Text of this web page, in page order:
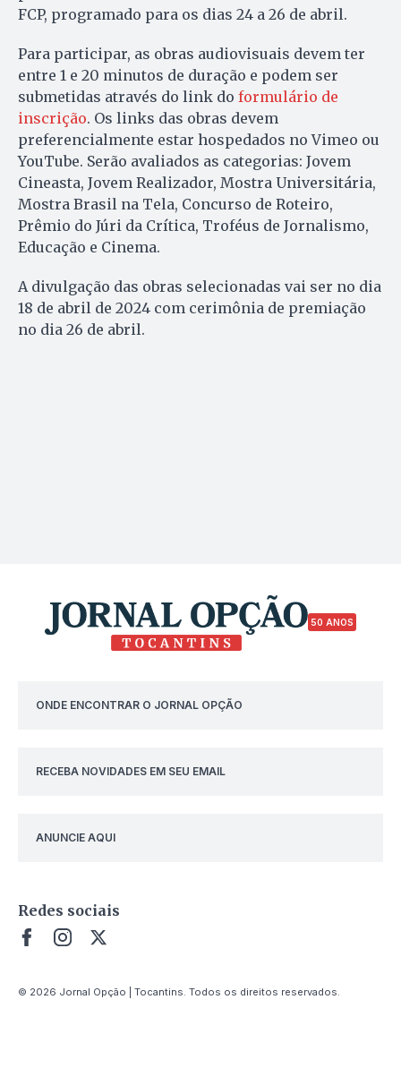
FCP, programado para os dias 24 a 26 de abril.
Para participar, as obras audiovisuais devem ter
entre 1 e 20 minutos de duração e podem ser
submetidas através do link do formulário de
inscrição. Os links das obras devem
preferencialmente estar hospedados no Vimeo ou
YouTube. Serão avaliados as categorias: Jovem
Cineasta, Jovem Realizador, Mostra Universitária,
Mostra Brasil na Tela, Concurso de Roteiro,
Prêmio do Júri da Crítica, Troféus de Jornalismo,
Educação e Cinema.
A divulgação das obras selecionadas vai ser no dia
18 de abril de 2024 com cerimônia de premiação
no dia 26 de abril.
50 ANOS
ONDE ENCONTRAR O JORNAL OPÇÃO
RECEBA NOVIDADES EM SEU EMAIL
ANUNCIE AQUI
Redes sociais
© 2026 Jornal Opção | Tocantins. Todos os direitos reservados.